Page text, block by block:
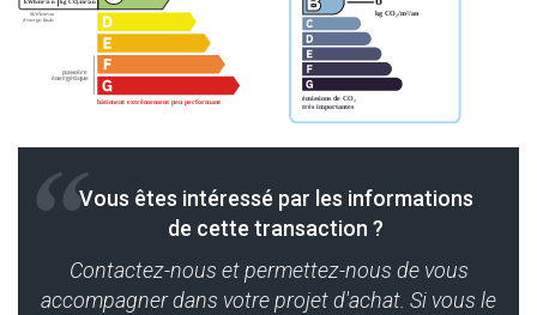
Vous êtes intéressé par les informations
de cette transaction ?
Contactez-nous et permettez-nous de vous
accompagner dans votre projet d'achat. Si vous le